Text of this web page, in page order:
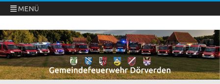
MENÜ
Freiwillige Feuerwehren Dörverden
Direkt
zum
Inhalt
springen